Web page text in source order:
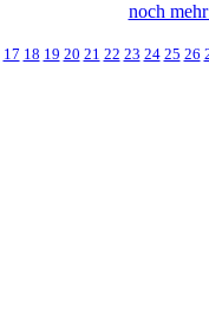
noch
17 18 19 20 21 22 23 24 25 26